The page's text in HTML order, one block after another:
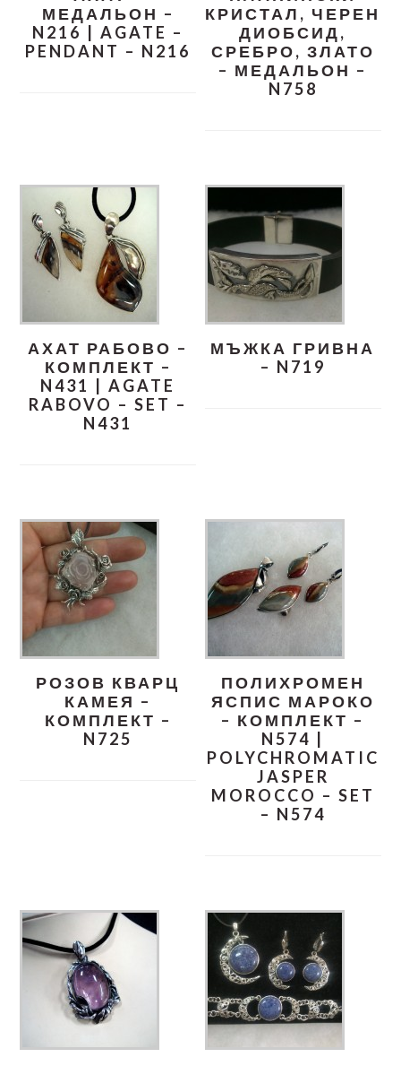
МЕДАЛЬОН –
N216 | AGATE –
PENDANT – N216
КРИСТАЛ, ЧЕРЕН
ДИОБСИД,
СРЕБРО, ЗЛАТО
– МЕДАЛЬОН –
N758
АХАТ РАБОВО –
КОМПЛЕКТ –
N431 | AGATE
RABOVO – SET –
N431
МЪЖКА ГРИВНА
– N719
РОЗОВ КВАРЦ
КАМЕЯ –
КОМПЛЕКТ –
N725
ПОЛИХРОМЕН
ЯСПИС МАРОКО
– КОМПЛЕКТ –
N574 |
POLYCHROMATIC
JASPER
MOROCCO – SET
– N574